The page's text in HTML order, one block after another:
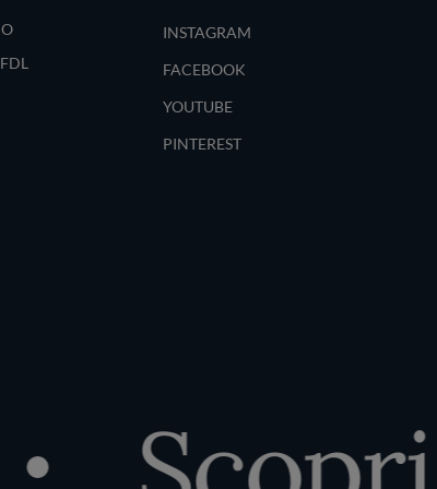
INSTAGRAM
FACEBOOK
YOUTUBE
PINTEREST